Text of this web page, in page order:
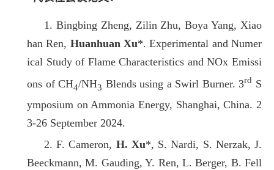
1. Bingbing Zheng, Zilin Zhu, Boya Yang, Xiao
han Ren, Huanhuan Xu*. Experimental and Numer
ical Study of Flame Characteristics and NOx Emissi
ons of CH4/NH3 Blends using a Swirl Burner. 3rd S
ymposium on Ammonia Energy, Shanghai, China. 2
3-26 September 2024.
2. F. Cameron, H. Xu*, S. Nardi, S. Nerzak, J.
Beeckmann, M. Gauding, Y. Ren, L. Berger, B. Fell